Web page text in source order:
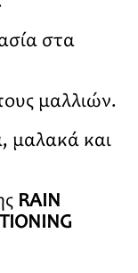
στα
μαλλιών.
μαλακά και
RAIN